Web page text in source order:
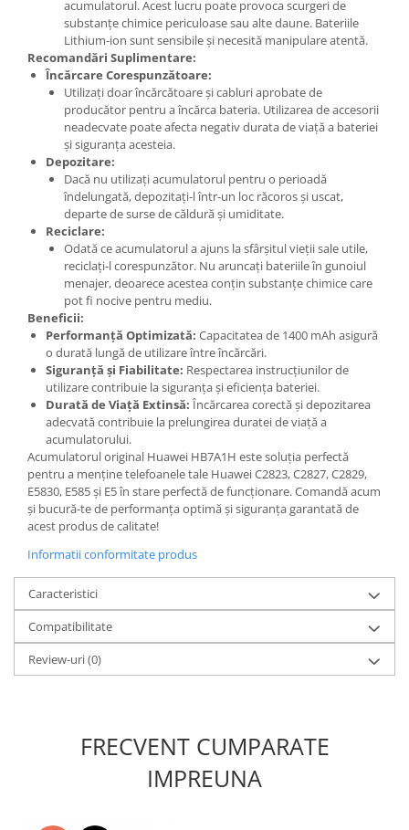
Motorola
Samsung
Sony
Vodafone
Xiaomi
Mufa incarcare
Asus
Lenovo
Nokia
Samsung
Placi de baza
Placa de baza Allview
Alcatel
Apple
Asus
HTC
Huawei
LG
Nokia
Oppo
Samsung
acumulatorul. Acest lucru poate provoca scurgeri de
substanțe chimice periculoase sau alte daune. Bateriile
Lithium-ion sunt sensibile și necesită manipulare atentă.
Recomandări Suplimentare:
Încărcare Corespunzătoare:
Utilizați doar încărcătoare și cabluri aprobate de
producător pentru a încărca bateria. Utilizarea de accesorii
neadecvate poate afecta negativ durata de viață a bateriei
și siguranța acesteia.
Depozitare:
Dacă nu utilizați acumulatorul pentru o perioadă
îndelungată, depozitați-l într-un loc răcoros și uscat,
departe de surse de căldură și umiditate.
Reciclare:
Odată ce acumulatorul a ajuns la sfârșitul vieții sale utile,
reciclați-l corespunzător. Nu aruncați bateriile în gunoiul
menajer, deoarece acestea conțin substanțe chimice care
pot fi nocive pentru mediu.
Beneficii:
Performanță Optimizată: Capacitatea de 1400 mAh asigură
o durată lungă de utilizare între încărcări.
Siguranță și Fiabilitate: Respectarea instrucțiunilor de
utilizare contribuie la siguranța și eficiența bateriei.
Durată de Viață Extinsă: Încărcarea corectă și depozitarea
adecvată contribuie la prelungirea duratei de viață a
acumulatorului.
Acumulatorul original Huawei HB7A1H este soluția perfectă
pentru a menține telefoanele tale Huawei C2823, C2827, C2829,
E5830, E585 și E5 în stare perfectă de funcționare. Comandă acum
și bucură-te de performanța optimă și siguranța garantată de
acest produs de calitate!
Informatii conformitate produs
Caracteristici
Compatibilitate
Review-uri(0)
FRECVENT CUMPARATE
IMPREUNA